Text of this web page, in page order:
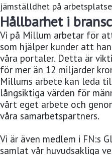
jämställdhet på
Hållbarhet i
Vi på Millum arbetar för
som hjälper kunder att
våra portaler. Detta är
för mer än 12 miljarder
Millums arbete kan leda
långsiktiga värden för
vårt eget arbete och
våra samarbetspartners.
Vi är även medlem i FN:s
samlat vår huvudsakliga